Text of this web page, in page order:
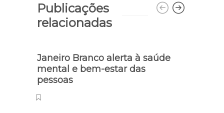
Publicações
relacionadas
Janeiro Branco alerta à saúde
mental e bem-estar das
pessoas